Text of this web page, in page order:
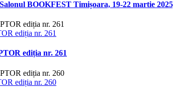
BOOKFEST Timișoara, 19-22 martie
ediția nr. 261
ediția nr. 261
ediția nr. 260